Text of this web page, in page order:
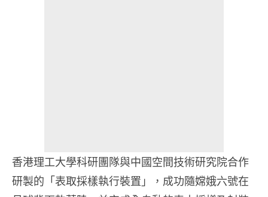
香港理工大學科研團隊與中國空間技術研究院合作
研製的「表取採樣執行裝置」，成功隨嫦娥六號在